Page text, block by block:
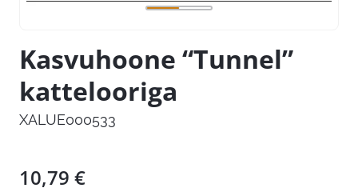
Kasvuhoone “Tunnel”
kattelooriga
XALUE000533
10,79 €